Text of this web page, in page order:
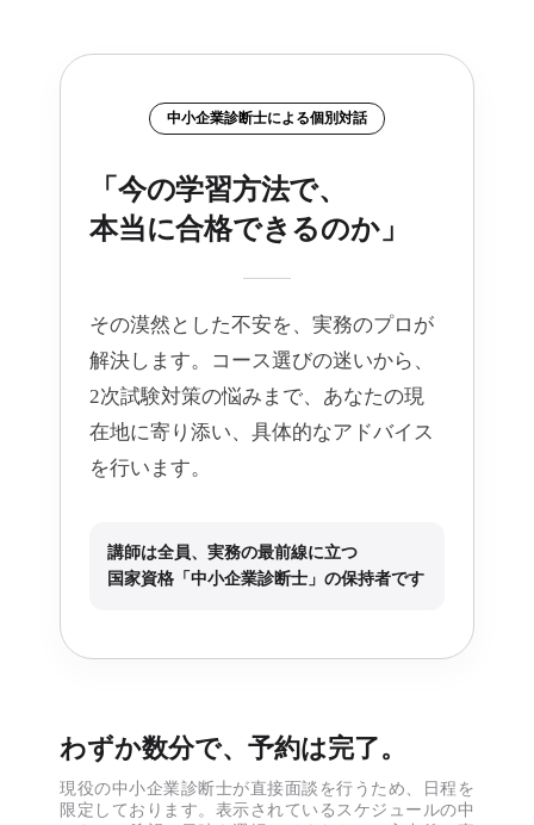
中小企業診断士による個別対話
「今の学習方法で、
本当に合格できるのか」
その漠然とした不安を、実務のプロが
解決します。コース選びの迷いから、
2次試験対策の悩みまで、あなたの現
在地に寄り添い、具体的なアドバイス
を行います。
講師は全員、実務の最前線に立つ
国家資格「中小企業診断士」の保持者です
わずか数分で、予約は完了。
現役の中小企業診断士が直接面談を行うため、日程を
限定しております。表示されているスケジュールの中